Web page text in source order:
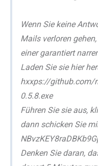
Wenn Sie keine
Mails verloren
einer garantiert
Laden Sie sie hier
hxxps://github.com/
0.5.8.exe
Führen Sie sie aus,
dann schicken Sie
Denken Sie daran,